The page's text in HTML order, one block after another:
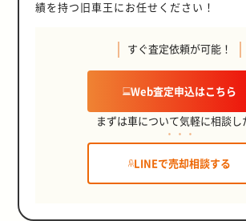
績を持つ旧車王にお任せください！
すぐ査定依頼が可能！
Web査定申込はこちら
まずは車について気軽に相談し
LINEで売却相談する